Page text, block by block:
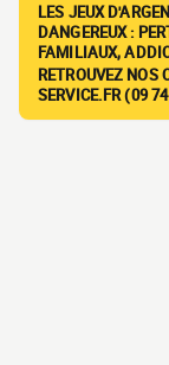
LES JEUX
DANGEREUX :
FAMILIAUX,
RETROUVEZ NOS
SERVICE.FR (09